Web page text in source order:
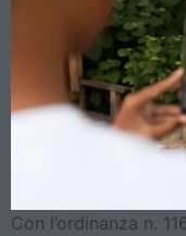
Con l’ordinanza n.